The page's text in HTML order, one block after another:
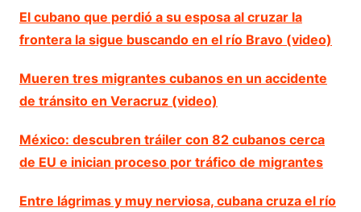
El cubano que perdió a su esposa al cruzar la
frontera la sigue buscando en el río Bravo (video)
Mueren tres migrantes cubanos en un accidente
de tránsito en Veracruz (video)
México: descubren tráiler con 82 cubanos cerca
de EU e inician proceso por tráfico de migrantes
Entre lágrimas y muy nerviosa, cubana cruza el río